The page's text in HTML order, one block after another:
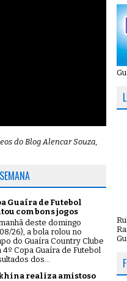
do Blog Alencar Souza,
Guaíra de Futebol
com bons jogos
deste domingo
26), a bola rolou no
do Guaíra Country Clube
4º Copa Guaíra de Futebol
dos...
realiza amistoso